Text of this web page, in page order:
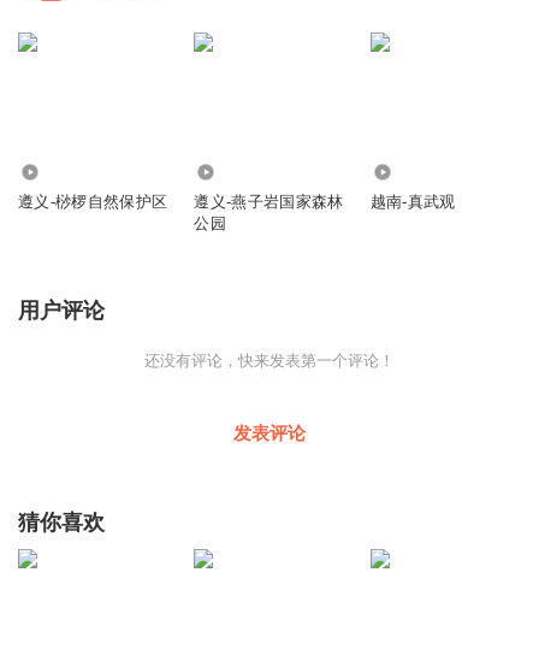
遵义-桫椤自然保护区
遵义-燕子岩国家森林
公园
越南-真武观
用户评论
还没有评论，快来发表第一个评论！
发表评论
猜你喜欢